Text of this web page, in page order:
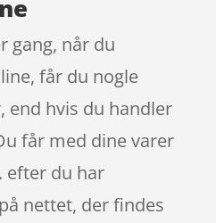
gang, når du
får du nogle
end hvis du handler
får med dine varer
efter du har
nettet, der findes